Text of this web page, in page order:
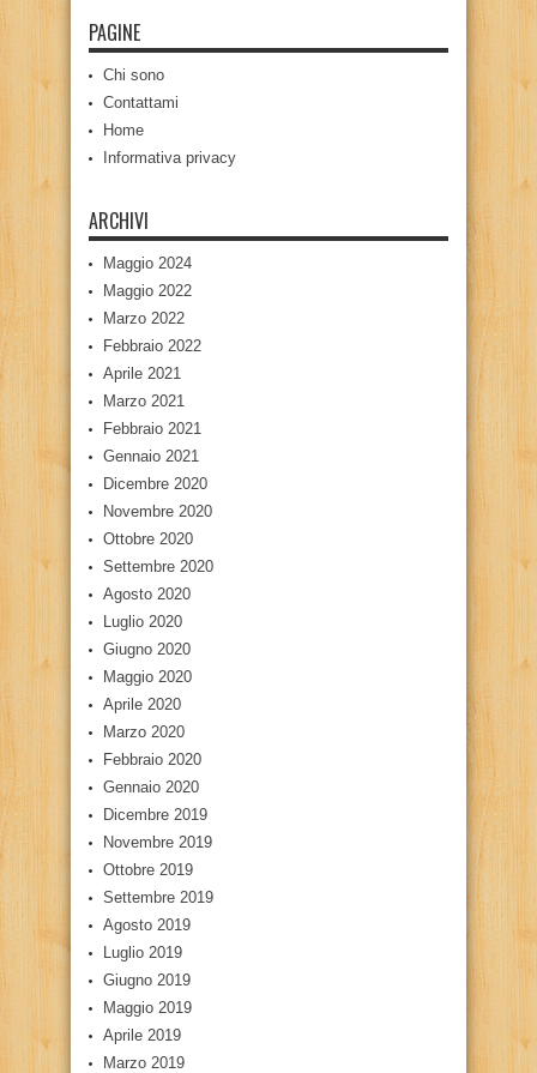
PAGINE
Chi sono
Contattami
Home
Informativa privacy
ARCHIVI
Maggio 2024
Maggio 2022
Marzo 2022
Febbraio 2022
Aprile 2021
Marzo 2021
Febbraio 2021
Gennaio 2021
Dicembre 2020
Novembre 2020
Ottobre 2020
Settembre 2020
Agosto 2020
Luglio 2020
Giugno 2020
Maggio 2020
Aprile 2020
Marzo 2020
Febbraio 2020
Gennaio 2020
Dicembre 2019
Novembre 2019
Ottobre 2019
Settembre 2019
Agosto 2019
Luglio 2019
Giugno 2019
Maggio 2019
Aprile 2019
Marzo 2019